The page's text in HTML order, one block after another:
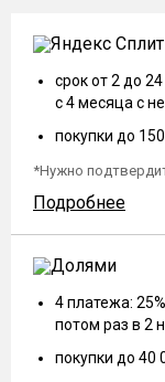
срок от 2 до
с 4 месяца с
покупки до
*Нужно
Подробнее
4 платежа:
потом раз в 2
покупки до 40